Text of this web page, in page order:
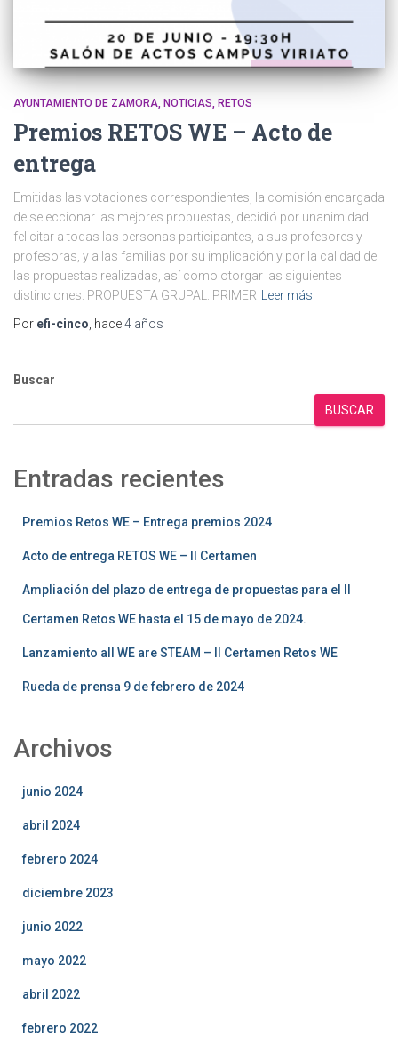
AYUNTAMIENTO DE ZAMORA NOTICIAS RETOS
Premios RETOS WE – Acto de
entrega
Emitidas las votaciones correspondientes, la comisión encargada
de seleccionar las mejores propuestas, decidió por unanimidad
felicitar a todas las personas participantes, a sus profesores y
profesoras, y a las familias por su implicación y por la calidad de
las propuestas realizadas, así como otorgar las siguientes
distinciones: PROPUESTA GRUPAL: PRIMER
Leer más
Por efi-cinco , hace4 años
Buscar
BUSCAR
Entradas recientes
Premios Retos WE – Entrega premios 2024
Acto de entrega RETOS WE – II Certamen
Ampliación del plazo de entrega de propuestas para el II
Certamen Retos WE hasta el 15 de mayo de 2024.
Lanzamiento all WE are STEAM – II Certamen Retos WE
Rueda de prensa 9 de febrero de 2024
Archivos
junio 2024
abril 2024
febrero 2024
diciembre 2023
junio 2022
mayo 2022
abril 2022
febrero 2022